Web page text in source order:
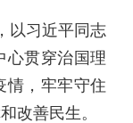
习近平同志
心贯穿治国理
情，牢牢守住
改善民生。